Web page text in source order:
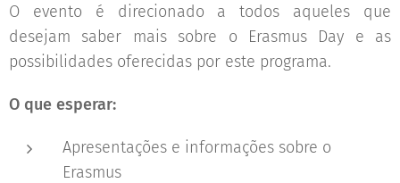
O evento é direcionado a todos aqueles que
desejam saber mais sobre o Erasmus Day e as
possibilidades oferecidas por este programa. 👫🌏
O que esperar:
Apresentações e informações sobre o
Erasmus